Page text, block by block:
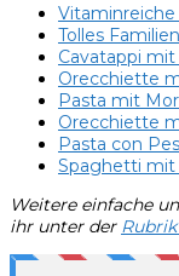
Vitaminreiche
Tolles
Cavatappi mit
Orecchiette
Pasta mit
Orecchiette
Pasta con
Spaghetti mit
Weitere einfache
ihr unter der